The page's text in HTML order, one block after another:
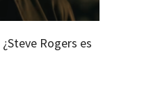
Rogers es